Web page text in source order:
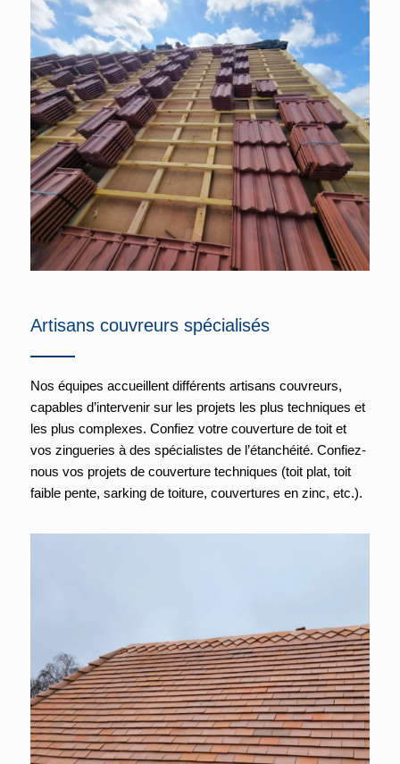
Artisans couvreurs spécialisés
Nos équipes accueillent différents artisans couvreurs,
capables d’intervenir sur les projets les plus techniques et
les plus complexes. Confiez votre couverture de toit et
vos zingueries à des spécialistes de l’étanchéité. Confiez-
nous vos projets de couverture techniques (toit plat, toit
faible pente, sarking de toiture, couvertures en zinc, etc.).